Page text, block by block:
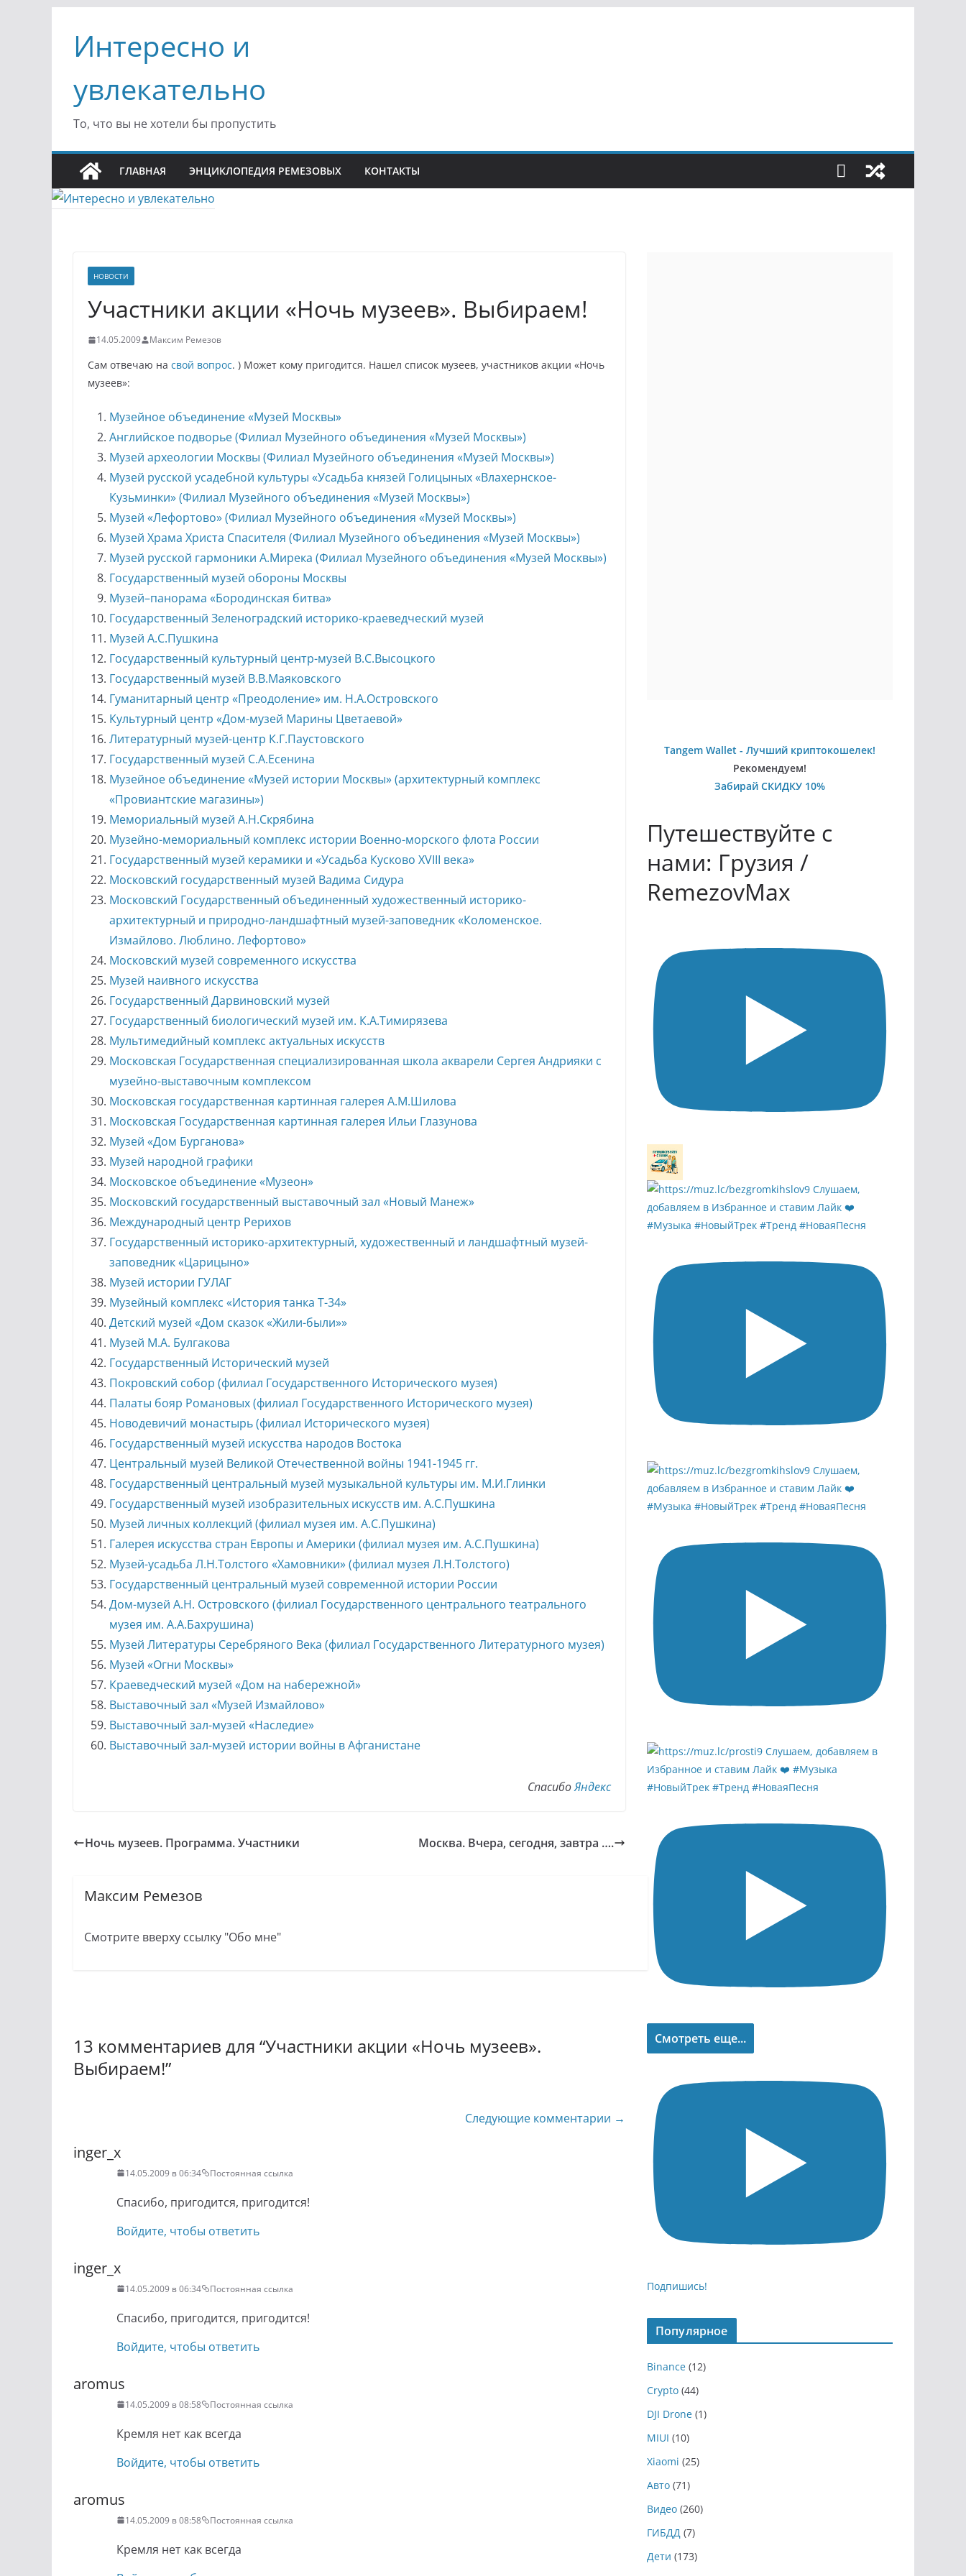
содержимому
Интересно и
увлекательно
То, что вы не хотели бы пропустить
ГЛАВНАЯ ЭНЦИКЛОПЕДИЯ РЕМЕЗОВЫХ КОНТАКТЫ
НОВОСТИ
Участники акции «Ночь музеев». Выбираем!
14.05.2009 Максим Ремезов
Сам отвечаю на свой вопрос. ) Может кому пригодится. Нашел список музеев, участников акции «Ночь
музеев»:
Музейное объединение «Музей Москвы»
Английское подворье (Филиал Музейного объединения «Музей Москвы»)
Музей археологии Москвы (Филиал Музейного объединения «Музей Москвы»)
Музей русской усадебной культуры «Усадьба князей Голицыных «Влахернское-
Кузьминки» (Филиал Музейного объединения «Музей Москвы»)
Музей «Лефортово» (Филиал Музейного объединения «Музей Москвы»)
Музей Храма Христа Спасителя (Филиал Музейного объединения «Музей Москвы»)
Музей русской гармоники А.Мирека (Филиал Музейного объединения «Музей Москвы»)
Государственный музей обороны Москвы
Музей–панорама «Бородинская битва»
Государственный Зеленоградский историко-краеведческий музей
Музей А.С.Пушкина
Государственный культурный центр-музей В.С.Высоцкого
Государственный музей В.В.Маяковского
Гуманитарный центр «Преодоление» им. Н.А.Островского
Культурный центр «Дом-музей Марины Цветаевой»
Литературный музей-центр К.Г.Паустовского
Государственный музей С.А.Есенина
Музейное объединение «Музей истории Москвы» (архитектурный комплекс
«Провиантские магазины»)
Мемориальный музей А.Н.Скрябина
Музейно-мемориальный комплекс истории Военно-морского флота России
Государственный музей керамики и «Усадьба Кусково XVIII века»
Московский государственный музей Вадима Сидура
Московский Государственный объединенный художественный историко-
архитектурный и природно-ландшафтный музей-заповедник «Коломенское.
Измайлово. Люблино. Лефортово»
Московский музей современного искусства
Музей наивного искусства
Государственный Дарвиновский музей
Государственный биологический музей им. К.А.Тимирязева
Мультимедийный комплекс актуальных искусств
Московская Государственная специализированная школа акварели Сергея Андрияки с
музейно-выставочным комплексом
Московская государственная картинная галерея А.М.Шилова
Московская Государственная картинная галерея Ильи Глазунова
Музей «Дом Бурганова»
Музей народной графики
Московское объединение «Музеон»
Московский государственный выставочный зал «Новый Манеж»
Международный центр Рерихов
Государственный историко-архитектурный, художественный и ландшафтный музей-
заповедник «Царицыно»
Музей истории ГУЛАГ
Музейный комплекс «История танка Т-34»
Детский музей «Дом сказок «Жили-были»»
Музей М.А. Булгакова
Государственный Исторический музей
Покровский собор (филиал Государственного Исторического музея)
Палаты бояр Романовых (филиал Государственного Исторического музея)
Новодевичий монастырь (филиал Исторического музея)
Государственный музей искусства народов Востока
Центральный музей Великой Отечественной войны 1941-1945 гг.
Государственный центральный музей музыкальной культуры им. М.И.Глинки
Государственный музей изобразительных искусств им. А.С.Пушкина
Музей личных коллекций (филиал музея им. А.С.Пушкина)
Галерея искусства стран Европы и Америки (филиал музея им. А.С.Пушкина)
Музей-усадьба Л.Н.Толстого «Хамовники» (филиал музея Л.Н.Толстого)
Государственный центральный музей современной истории России
Дом-музей А.Н. Островского (филиал Государственного центрального театрального
музея им. А.А.Бахрушина)
Музей Литературы Серебряного Века (филиал Государственного Литературного музея)
Музей «Огни Москвы»
Краеведческий музей «Дом на набережной»
Выставочный зал «Музей Измайлово»
Выставочный зал-музей «Наследие»
Выставочный зал-музей истории войны в Афганистане
СпасибоЯндекс
Ночь музеев. Программа. Участники Москва. Вчера, сегодня, завтра ….
Максим Ремезов
Смотрите вверху ссылку "Обо мне"
13 комментариев для “Участники акции «Ночь музеев».
Выбираем!”
комментариям
Следующие комментарии →
inger_x
14.05.2009 в 06:34 Постоянная ссылка
Спасибо, пригодится, пригодится!
Войдите, чтобы ответить
inger_x
14.05.2009 в 06:34 Постоянная ссылка
Спасибо, пригодится, пригодится!
Войдите, чтобы ответить
aromus
14.05.2009 в 08:58 Постоянная ссылка
Кремля нет как всегда
Войдите, чтобы ответить
aromus
14.05.2009 в 08:58 Постоянная ссылка
Кремля нет как всегда
Tangem Wallet - Лучший криптокошелек!
Рекомендуем!
Забирай СКИДКУ 10%
Путешествуйте с
нами: Грузия /
RemezovMax
Смотреть еще...
Подпишись!
Популярное
Binance (12)
Crypto (44)
DJI Drone (1)
MIUI (10)
Xiaomi (25)
Авто (71)
Видео (260)
ГИБДД (7)
Дети (173)